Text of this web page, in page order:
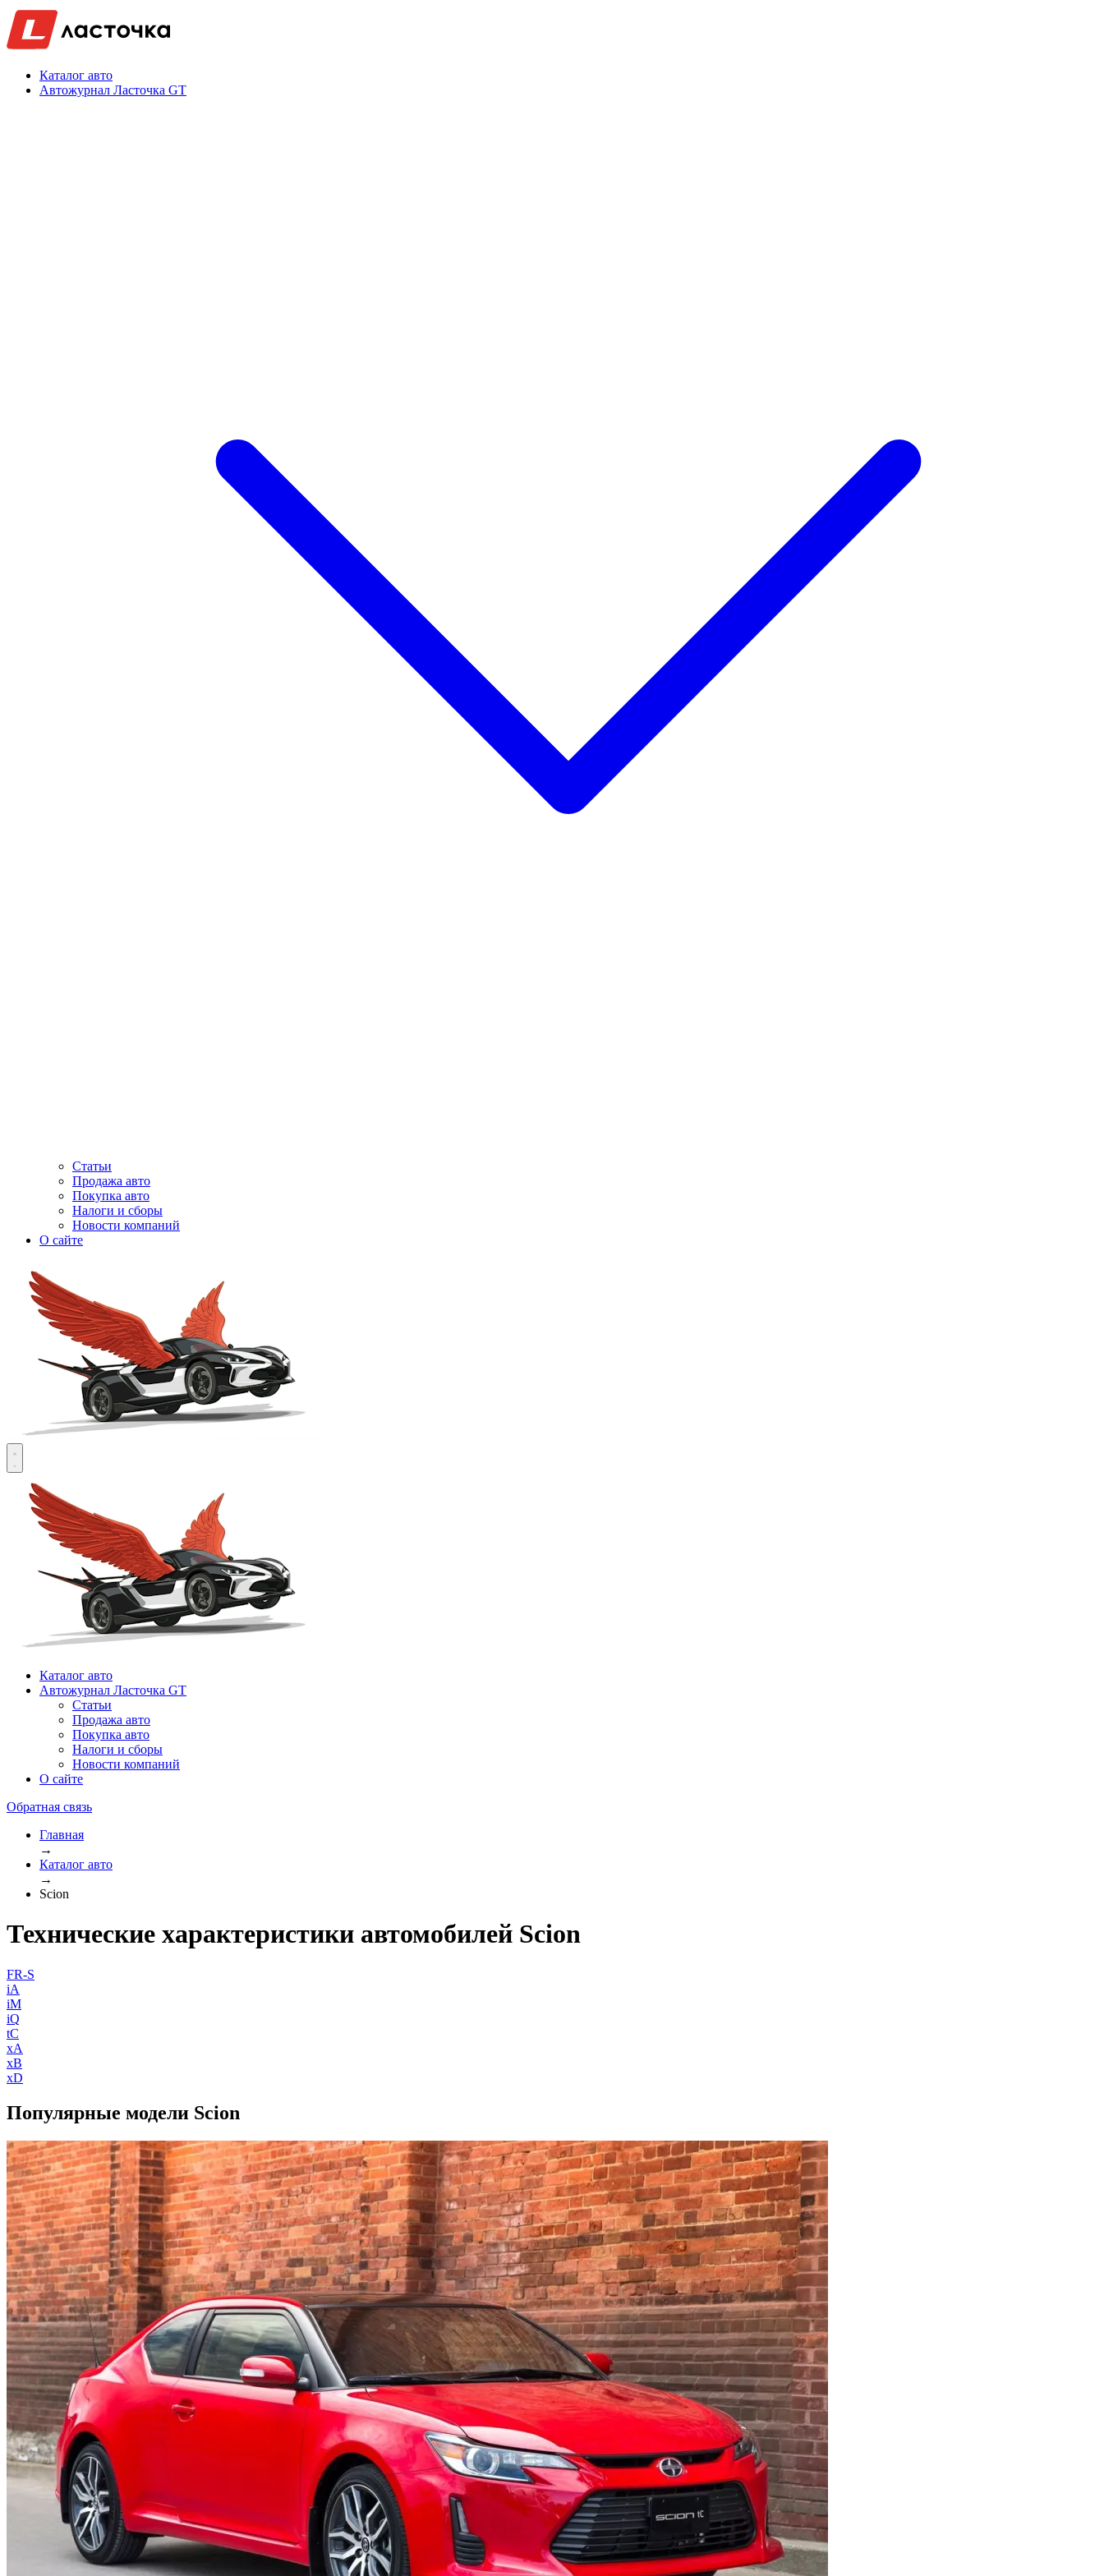
Каталог авто
Автожурнал Ласточка GT
Статьи
Продажа авто
Покупка авто
Налоги и сборы
Новости компаний
О сайте
Каталог авто
Автожурнал Ласточка GT
Статьи
Продажа авто
Покупка авто
Налоги и сборы
Новости компаний
О сайте
Обратная связь
Главная
→
Каталог авто
→
Scion
Технические характеристики автомобилей Scion
FR-S
iA
iM
iQ
tC
xA
xB
xD
Популярные модели Scion